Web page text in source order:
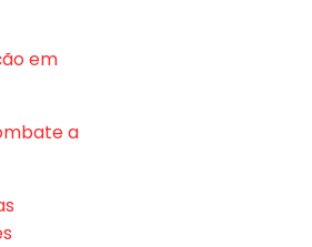
em
a